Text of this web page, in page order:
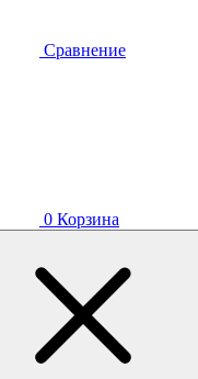
Сравнение
0 Корзина